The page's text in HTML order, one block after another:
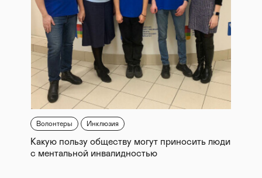
Волонтеры Инклюзия
Какую пользу обществу могут приносить люди
с ментальной инвалидностью